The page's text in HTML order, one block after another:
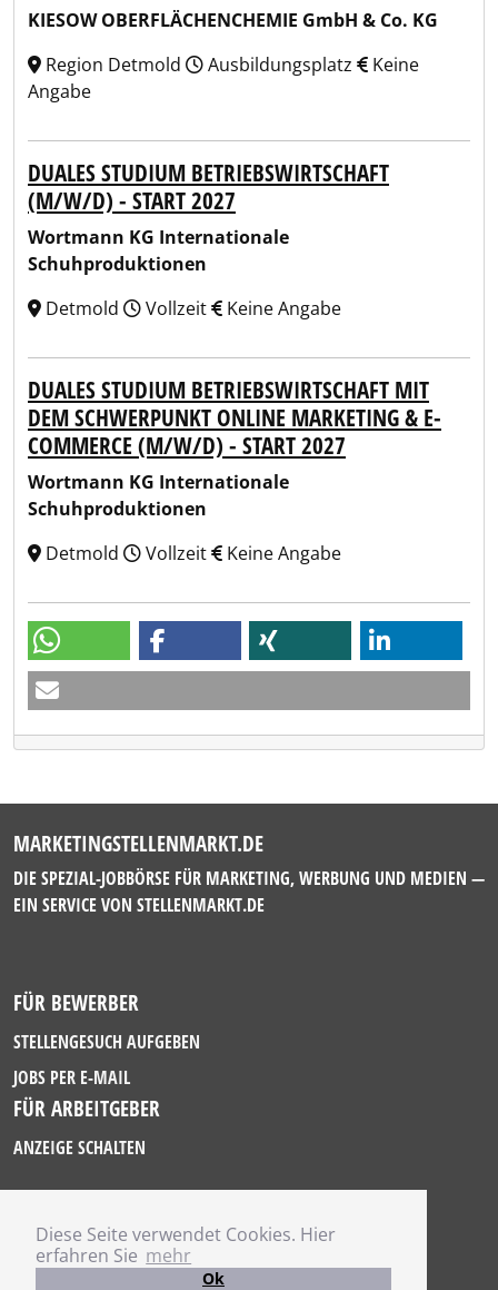
Diese Seite verwendet Cookies. Hier
erfahren Sie mehr
Ok
KIESOW OBERFLÄCHENCHEMIE GmbH & Co. KG
Region Detmold
Ausbildungsplatz
Keine
Angabe
DUALES STUDIUM BETRIEBSWIRTSCHAFT
(M/W/D) - START 2027
Wortmann KG Internationale
Schuhproduktionen
Detmold
Vollzeit Keine Angabe
DUALES STUDIUM BETRIEBSWIRTSCHAFT MIT
DEM SCHWERPUNKT ONLINE MARKETING & E-
COMMERCE (M/W/D) - START 2027
Wortmann KG Internationale
Schuhproduktionen
Detmold
Vollzeit Keine Angabe
MARKETINGSTELLENMARKT.DE
DIE SPEZIAL-JOBBÖRSE FÜR MARKETING, WERBUNG UND MEDIEN —
EIN SERVICE VON STELLENMARKT.DE
FÜR BEWERBER
STELLENGESUCH AUFGEBEN
JOBS PER E-MAIL
FÜR ARBEITGEBER
ANZEIGE SCHALTEN
IMPRESSUM
DATENSCHUTZ